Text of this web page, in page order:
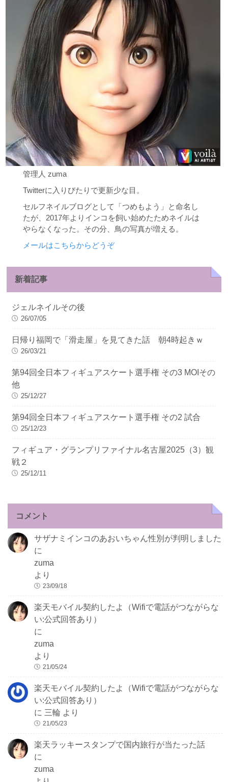
管理人 zuma
Twitterに入りびたりで更新少な目。
セルフネイルブログとして「つめもよう」と命名し
たが、2017年よりインコを飼い始めたためネイルは
やらなくなった。その分、鳥の写真が増える。
メールはこちらからどうぞ
新着記事
ジェルネイルその後
26/07/05
日帰り福岡で「滑走屋」を見てきた話 朝4時起きｗ
26/03/21
第94回全日本フィギュアスケート選手権 その3 MOIその
他
25/12/27
第94回全日本フィギュアスケート選手権 その2 試合
25/12/23
フィギュア・グランプリファイナル名古屋2025（3）観
戦２
25/12/11
コメント
サザナミインコのあおいちゃん性別が判明しました
に
zuma
より
23/09/18
楽天モバイル契約したよ（Wifiで電話がつながらな
い:公式回答あり）
に
zuma
より
21/05/24
楽天モバイル契約したよ（Wifiで電話がつながらな
い:公式回答あり）
に三輪 より
21/05/23
楽天ラッキースタンプで国内旅行が当たった話
に
zuma